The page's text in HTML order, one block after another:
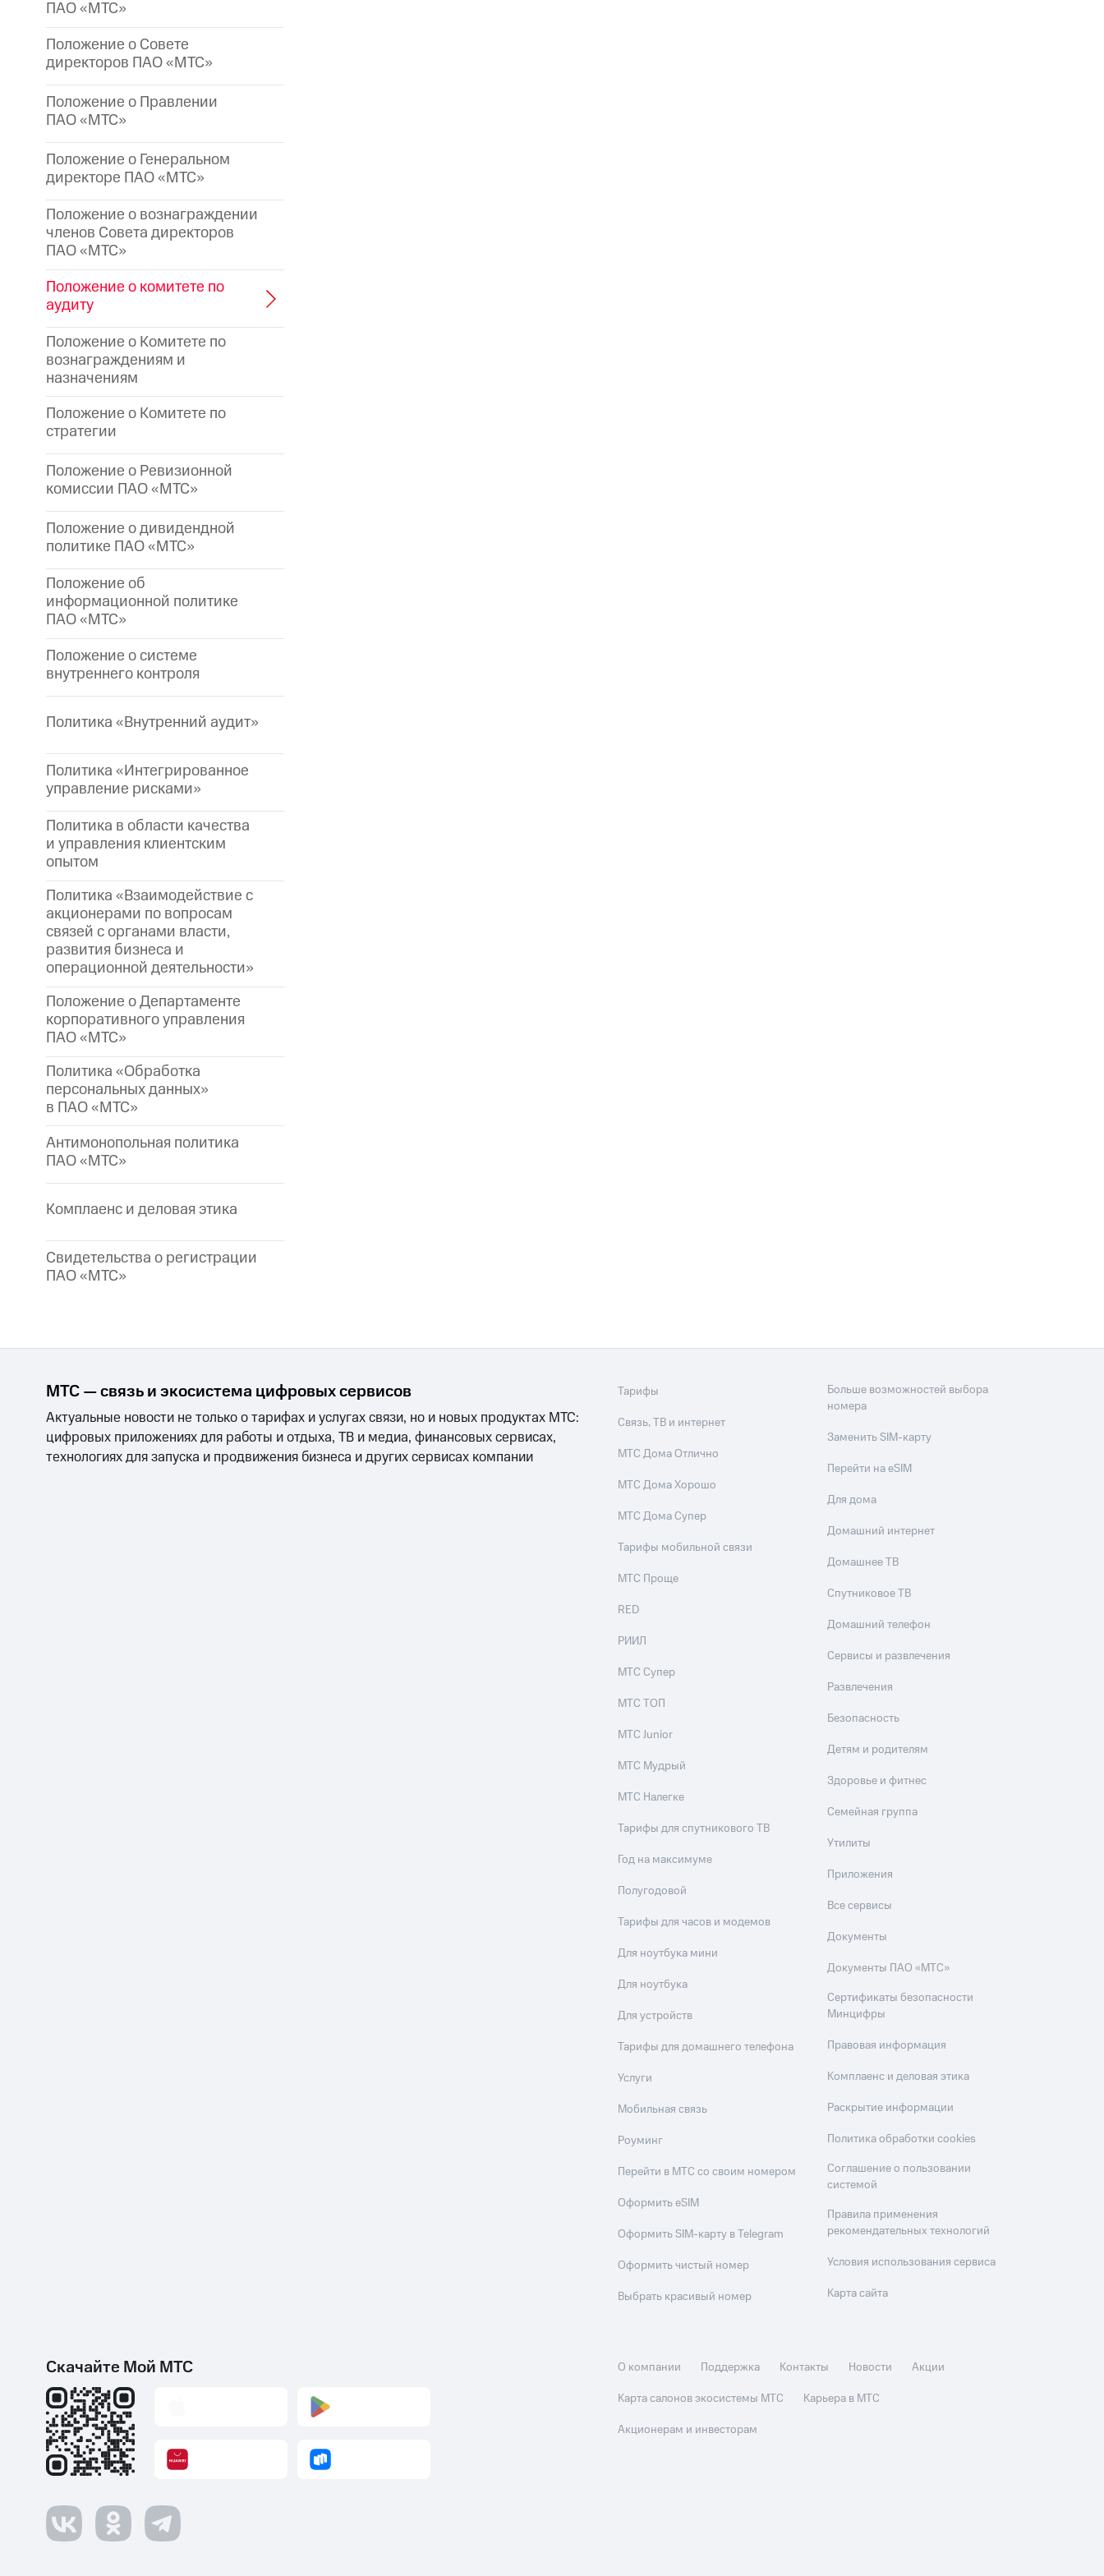
ПАО «МТС»
Положение о Совете
директоров ПАО «МТС»
Положение о Правлении
ПАО «МТС»
Положение о Генеральном
директоре ПАО «МТС»
Положение о вознаграждении
членов Совета директоров
ПАО «МТС»
Положение о комитете по
аудиту
Положение о Комитете по
вознаграждениям и
назначениям
Положение о Комитете по
стратегии
Положение о Ревизионной
комиссии ПАО «МТС»
Положение о дивидендной
политике ПАО «МТС»
Положение об
информационной политике
ПАО «МТС»
Положение о системе
внутреннего контроля
Политика «Внутренний аудит»
Политика «Интегрированное
управление рисками»
Политика в области качества
и управления клиентским
опытом
Политика «Взаимодействие с
акционерами по вопросам
связей с органами власти,
развития бизнеса и
операционной деятельности»
Положение о Департаменте
корпоративного управления
ПАО «МТС»
Политика «Обработка
персональных данных»
в ПАО «МТС»
Антимонопольная политика
ПАО «МТС»
Комплаенс и деловая этика
Свидетельства о регистрации
ПАО «МТС»
МТС — связь и экосистема цифровых сервисов
Актуальные новости не только о тарифах и услугах связи, но и новых продуктах МТС:
цифровых приложениях для работы и отдыха, ТВ и медиа, финансовых сервисах,
технологиях для запуска и продвижения бизнеса и других сервисах компании
Тарифы
Связь, ТВ и интернет
МТС Дома Отлично
МТС Дома Хорошо
МТС Дома Супер
Тарифы мобильной связи
МТС Проще
RED
РИИЛ
МТС Супер
МТС ТОП
МТС Junior
МТС Мудрый
МТС Налегке
Тарифы для спутникового ТВ
Год на максимуме
Полугодовой
Тарифы для часов и модемов
Для ноутбука мини
Для ноутбука
Для устройств
Тарифы для домашнего телефона
Услуги
Мобильная связь
Роуминг
Перейти в МТС со своим номером
Оформить eSIM
Оформить SIM-карту в Telegram
Оформить чистый номер
Выбрать красивый номер
Больше возможностей выбора
номера
Заменить SIM-карту
Перейти на eSIM
Для дома
Домашний интернет
Домашнее ТВ
Спутниковое ТВ
Домашний телефон
Сервисы и развлечения
Развлечения
Безопасность
Детям и родителям
Здоровье и фитнес
Семейная группа
Утилиты
Приложения
Все сервисы
Документы
Документы ПАО «МТС»
Сертификаты безопасности
Минцифры
Правовая информация
Комплаенс и деловая этика
Раскрытие информации
Политика обработки cookies
Соглашение о пользовании
системой
Правила применения
рекомендательных технологий
Условия использования сервиса
Карта сайта
Скачайте Мой МТС О компании Поддержка Контакты Новости
Акции
Карта салонов экосистемы МТС
Карьера в МТС
Акционерам и инвесторам